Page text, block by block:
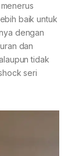
baik untuk
dengan
dan
tidak
seri